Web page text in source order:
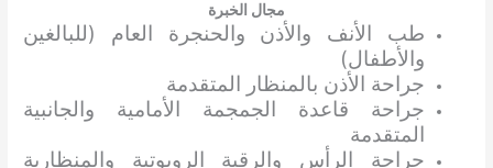
مجال الخبرة
طب الأنف والأذن والحنجرة العام (للبالغين
والأطفال)
جراحة الأذن بالمنظار المتقدمة
جراحة قاعدة الجمجمة الأمامية والجانبية
المتقدمة
جراحة الرأس والرقبة الروبوتية والمنظارية